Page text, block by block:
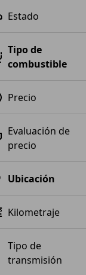
Estado
Tipo de
combustible
Precio
Evaluación de
precio
Ubicación
Kilometraje
Tipo de
transmisión